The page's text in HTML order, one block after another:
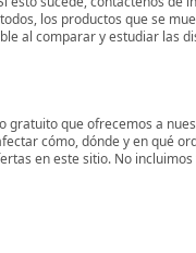
los productos que se
al comparar y estudiar las
gratuito que ofrecemos a
cómo, dónde y en qué
en este sitio. No